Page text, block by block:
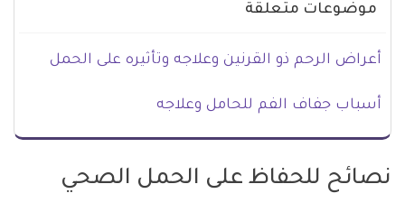
موضوعات متعلقة
أعراض الرحم ذو القرنين وعلاجه وتأثيره على الحمل
أسباب جفاف الفم للحامل وعلاجه
نصائح للحفاظ على الحمل الصحي